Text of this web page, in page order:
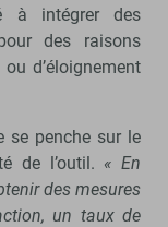
à intégrer des
des raisons
d’éloignement
se penche sur le
de l’outil. « En
des mesures
un taux de